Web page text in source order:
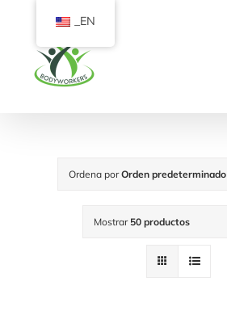
contenido
Ordena porOrden predeterminado
Mostrar 50 productos
_EN